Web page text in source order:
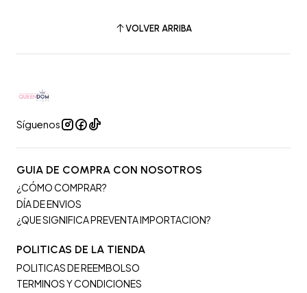
VOLVER ARRIBA
Síguenos
GUIA DE COMPRA CON NOSOTROS
¿CÓMO COMPRAR?
DÍA DE ENVIOS
¿QUE SIGNIFICA PREVENTA IMPORTACION?
POLITICAS DE LA TIENDA
POLITICAS DE REEMBOLSO
TERMINOS Y CONDICIONES